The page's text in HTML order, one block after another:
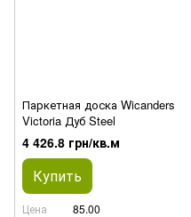
Паркетная доска Wicanders
Victoria Дуб Steel
4 426.8 грн/кв.м
Купить
Цена
85.00